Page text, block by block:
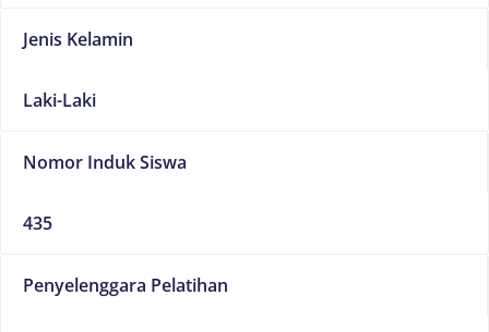
Jenis Kelamin
Laki-Laki
Nomor Induk Siswa
435
Penyelenggara Pelatihan